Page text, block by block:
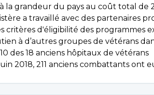
la grandeur du pays au coût total de
a travaillé avec des partenaires
critères d'éligibilité des programmes
à d’autres groupes de vétérans
des 18 anciens hôpitaux de vétérans
2018, 211 anciens combattants ont